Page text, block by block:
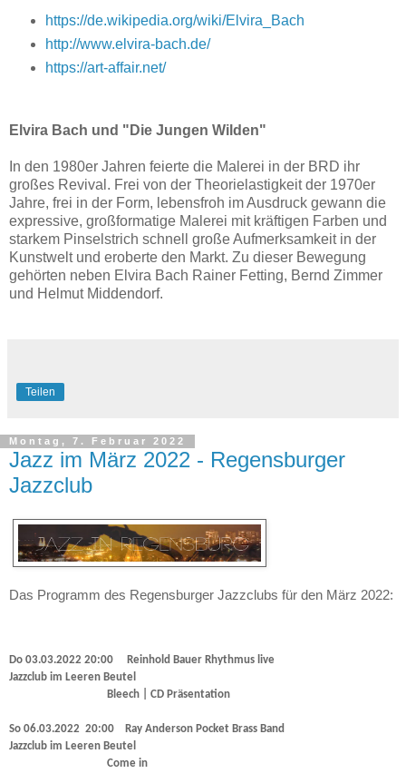
https://de.wikipedia.org/wiki/Elvira_Bach
http://www.elvira-bach.de/
https://art-affair.net/
Elvira Bach und "Die Jungen Wilden"
In den 1980er Jahren feierte die Malerei in der BRD ihr
großes Revival. Frei von der Theorielastigkeit der 1970er
Jahre, frei in der Form, lebensfroh im Ausdruck gewann die
expressive, großformatige Malerei mit kräftigen Farben und
starkem Pinselstrich schnell große Aufmerksamkeit in der
Kunstwelt und eroberte den Markt. Zu dieser Bewegung
gehörten neben Elvira Bach Rainer Fetting, Bernd Zimmer
und Helmut Middendorf.
Teilen
Montag, 7. Februar 2022
Jazz im März 2022 - Regensburger
Jazzclub
Das Programm des Regensburger Jazzclubs für den März 2022:
Do 03.03.2022 20:00 Reinhold Bauer Rhythmus live
Jazzclub im Leeren Beutel
Bleech | CD Präsentation
So 06.03.2022 20:00 Ray Anderson Pocket Brass Band
Jazzclub im Leeren Beutel
Come in